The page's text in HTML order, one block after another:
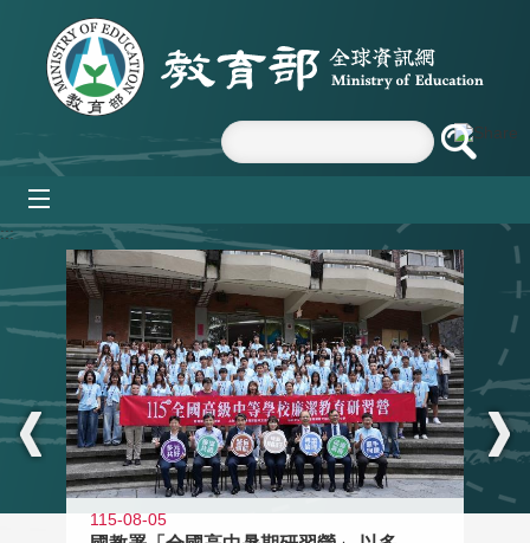
跳到主要內容區塊
:::
115-08-05